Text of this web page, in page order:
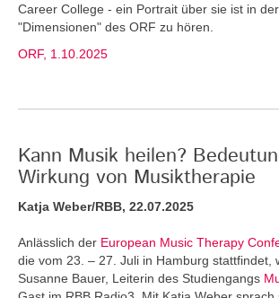
Career College - ein Portrait über sie ist in
"Dimensionen" des ORF zu hören.
ORF, 1.10.2025
Kann Musik heilen?
Wirkung von Musiktherapie
Katja Weber/RBB, 22.07.2025
Anlässlich der European Music Therapy
die vom 23. – 27. Juli in Hamburg stattfindet,
Susanne Bauer, Leiterin des Studiengangs